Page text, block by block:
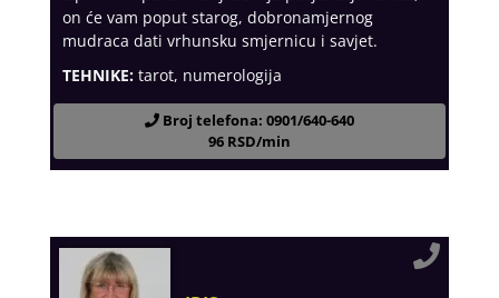
on će vam poput starog, dobronamjernog
mudraca dati vrhunsku smjernicu i savjet.
TEHNIKE:tarot, numerologija
Broj telefona: 0901/640-640
96 RSD/min